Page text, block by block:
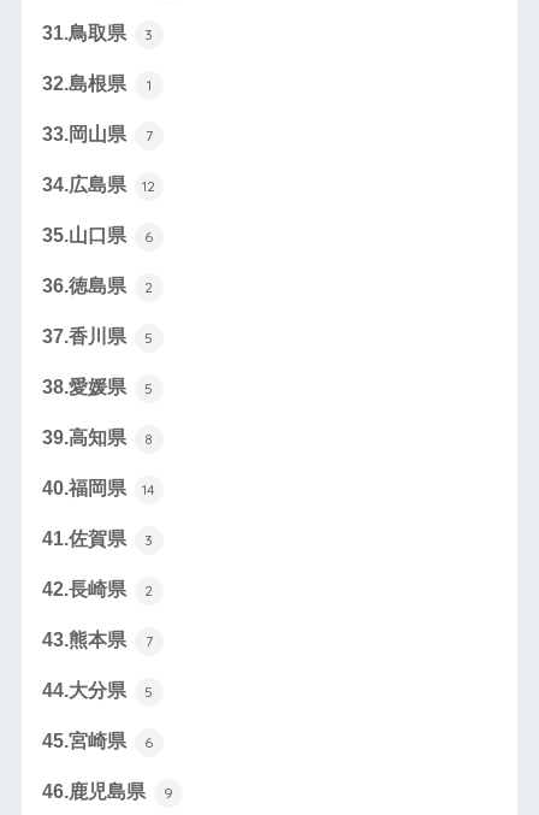
31.鳥取県 3
32.島根県 1
33.岡山県 7
34.広島県 12
35.山口県 6
36.徳島県 2
37.香川県 5
38.愛媛県 5
39.高知県 8
40.福岡県 14
41.佐賀県 3
42.長崎県 2
43.熊本県 7
44.大分県 5
45.宮崎県 6
46.鹿児島県 9